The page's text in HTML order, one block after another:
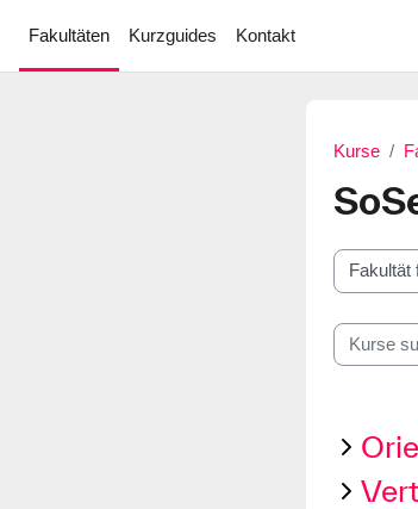
Fakultäten
Kurzguides Kontakt
Kurse
Kurse